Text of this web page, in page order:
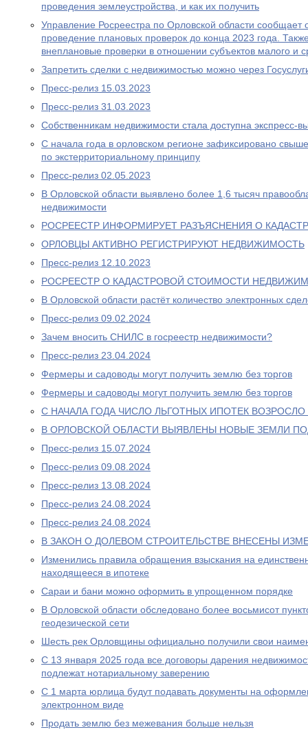
проведения землеустройства, и как их получить
Управление Росреестра по Орловской области
проведение плановых проверок до конца 2023 года.
внеплановые проверки в отношении субъектов малого и
Запретить сделки с недвижимостью можно через
Пресс-релиз 15.03.2023
Пресс-релиз 31.03.2023
Собственникам недвижимости стала доступна экспресс-
С начала года в орловском регионе зафиксировано
по экстерриториальному принципу
Пресс-релиз 02.05.2023
В Орловской области выявлено более 1,6 тысяч
недвижимости
РОСРЕЕСТР ИНФОРМИРУЕТ РАЗЪЯСНЕНИЯ О
ОРЛОВЦЫ АКТИВНО РЕГИСТРИРУЮТ НЕДВИЖИМОСТЬ
Пресс-релиз 12.10.2023
РОСРЕЕСТР О КАДАСТРОВОЙ СТОИМОСТИ
В Орловской области растёт количество электронных
Пресс-релиз 09.02.2024
Зачем вносить СНИЛС в госреестр недвижимости?
Пресс-релиз 23.04.2024
Фермеры и садоводы могут получить землю без торгов
Фермеры и садоводы могут получить землю без торгов
С НАЧАЛА ГОДА ЧИСЛО ЛЬГОТНЫХ ИПОТЕК ВОЗРОСЛО
В ОРЛОВСКОЙ ОБЛАСТИ ВЫЯВЛЕНЫ НОВЫЕ ЗЕМЛИ
Пресс-релиз 15.07.2024
Пресс-релиз 09.08.2024
Пресс-релиз 13.08.2024
Пресс-релиз 24.08.2024
Пресс-релиз 24.08.2024
В ЗАКОН О ДОЛЕВОМ СТРОИТЕЛЬСТВЕ ВНЕСЕНЫ
Изменились правила обращения взыскания на
находящееся в ипотеке
Сараи и бани можно оформить в упрощенном порядке
В Орловской области обследовано более восьмисот
геодезической сети
Шесть рек Орловщины официально получили свои
С 13 января 2025 года все договоры дарения
подлежат нотариальному заверению
С 1 марта юрлица будут подавать документы на
электронном виде
Продать землю без межевания больше нельзя